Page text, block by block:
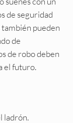
de seguridad
también pueden
de
de robo deben
el futuro.
ladrón.